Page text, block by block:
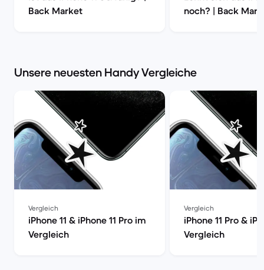
Back Market
noch? | Back
Unsere neuesten Handy Vergleiche
Vergleich
iPhone 11 & iPhone 11 Pro im
Vergleich
Vergleich
iPhone 11 Pro &
Vergleich